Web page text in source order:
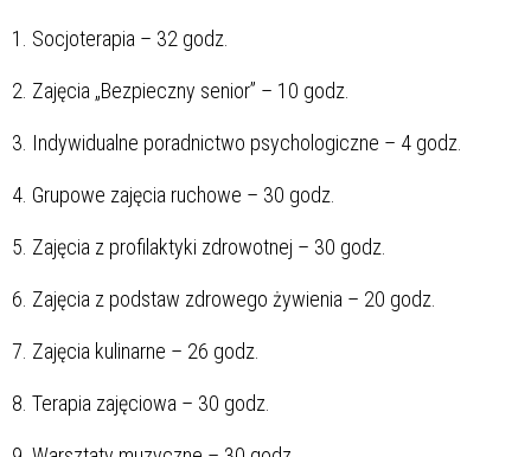
1. Socjoterapia – 32 godz.
2. Zajęcia „Bezpieczny senior” – 10 godz.
3. Indywidualne poradnictwo psychologiczne – 4 godz.
4. Grupowe zajęcia ruchowe – 30 godz.
5. Zajęcia z profilaktyki zdrowotnej – 30 godz.
6. Zajęcia z podstaw zdrowego żywienia – 20 godz.
7. Zajęcia kulinarne – 26 godz.
8. Terapia zajęciowa – 30 godz.